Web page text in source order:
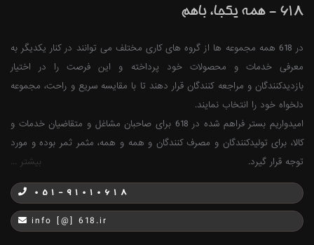
618 - همه یکجا، باهم
در 618 همه مجموعه ها از گروه های کاری مختلف می توانند در کنار یکدیگر به
معرفی خدمات و محصولات خود پرداخته و این فرصت را در اختیار
بازدیدکنندگان و مراجعه کنندگان قرار دهند تا با مقایسه سریع و راحت، مجموعه
دلخواه خود را انتخاب نمایند.
امیدواریم بستر فراهم شده در 618 برای صاحبان مشاغل و متقاضیان خدمات و
کالا، برای تولیدکنندگان و مصرف کنندگان و همه و همه، مثمر ثمر بوده و مورد
توجه قرار گیرد.
بیشتر ...
051-91010618
info [@] 618.ir